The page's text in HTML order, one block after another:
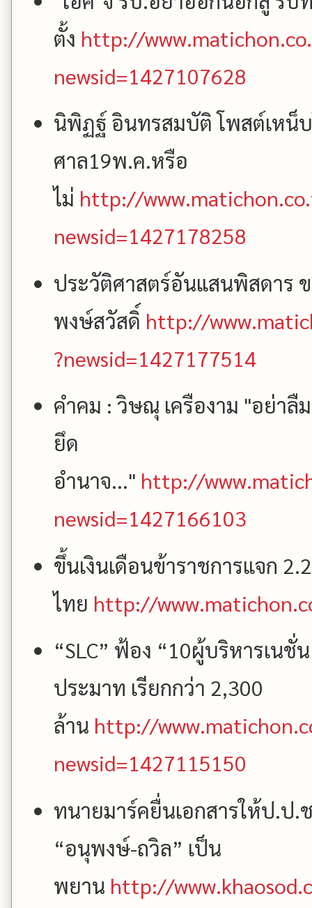
ตั้ง http://
newsid=1427107628
นิพิฏฐ์ อินทรสมบัติ โพสต์เหน็
ศาล19พ.ค.หรือ
ไม่ http://
newsid=1427178258
ประวัติศาสตร์อันแสนพิสดาร
พงษ์สวัสดิ์ http://
?newsid=1427177514
คำคม : วิษณุ เครืองาม "อย่าลื
ยึด
อำนาจ..." http://
newsid=1427166103
ขึ้นเงินเดือนข้าราชการแจก
ไทย http://
“SLC” ฟ้อง “10ผู้บริหารเน
ประมาท เรียกกว่า 2,300
ล้าน http://
newsid=1427115150
ทนายมาร์คยื่นเอกสารให้ป.ป
“อนุพงษ์-ถวิล” เป็น
พยาน http://